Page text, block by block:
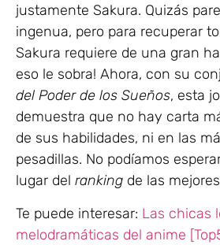
justamente Sakura. Quizás
ingenua, pero para recuperar
Sakura requiere de una gran
eso le sobra! Ahora, con su
del Poder de los Sueños, esta
demuestra que no hay carta
de sus habilidades, ni en las
pesadillas. No podíamos
lugar del ranking de las
Te puede interesar: Las chicas
melodramáticas del anime